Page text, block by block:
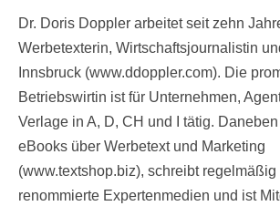
Dr. Doris Doppler arbeitet seit zehn
Werbetexterin, Wirtschaftsjournalistin
Innsbruck (www.ddoppler.com). Die
Betriebswirtin ist für Unternehmen,
Verlage in A, D, CH und I tätig.
eBooks über Werbetext und Marketing
(www.textshop.biz), schreibt
renommierte Expertenmedien und ist